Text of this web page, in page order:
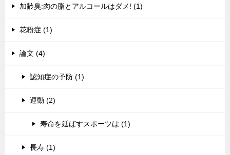
加齢臭:肉の脂とアルコールはダメ! (1)
花粉症 (1)
論文 (4)
認知症の予防 (1)
運動 (2)
寿命を延ばすスポーツは (1)
長寿 (1)